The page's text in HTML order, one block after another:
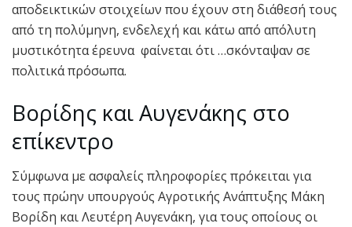
αποδεικτικών στοιχείων που έχουν στη διάθεσή τους
από τη πολύμηνη, ενδελεχή και κάτω από απόλυτη
μυστικότητα έρευνα φαίνεται ότι …σκόνταψαν σε
πολιτικά πρόσωπα.
Βορίδης και Αυγενάκης στο
επίκεντρο
Σύμφωνα με ασφαλείς πληροφορίες πρόκειται για
τους πρώην υπουργούς Αγροτικής Ανάπτυξης Μάκη
Βορίδη και Λευτέρη Αυγενάκη, για τους οποίους οι